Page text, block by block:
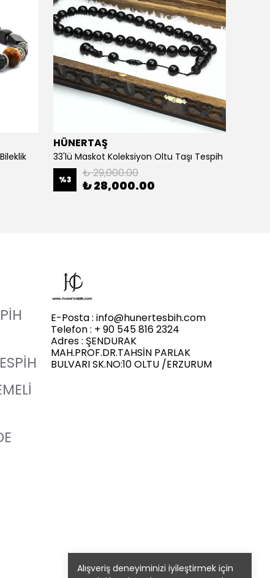
Alışveriş deneyiminizi iyileştirmek için
HÜNERTAŞ
33'lü Maskot Koleksiyon Oltu Taşı Tespih
%3 ₺ 29,000.00
₺ 28,000.00
E-Posta : info@hunertesbih.com
Telefon : + 90 545 816 2324
Adres : ŞENDURAK
MAH.PROF.DR.TAHSİN PARLAK
BULVARI SK.NO:10 OLTU /ERZURUM